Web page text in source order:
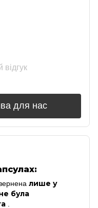
для нас
лише у
була